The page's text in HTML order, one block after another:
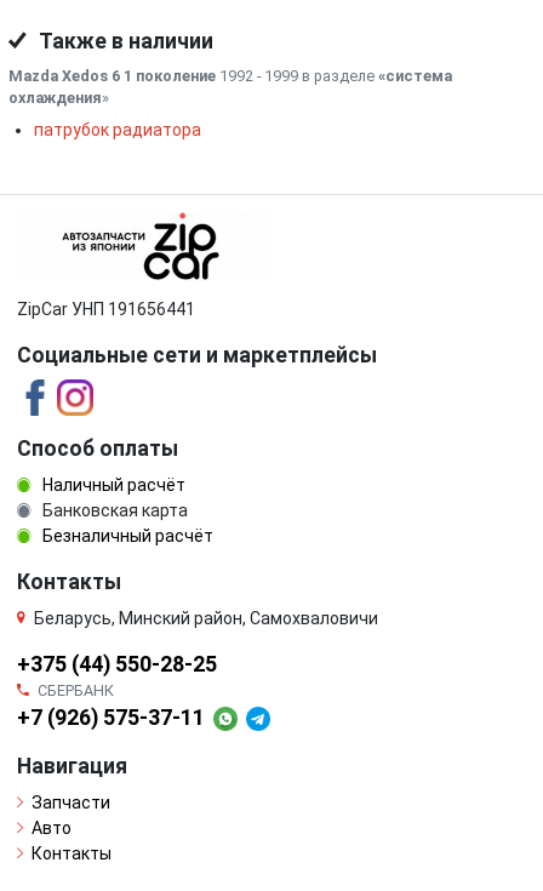
Также в наличии
Mazda Xedos 6 1 поколение 1992 - 1999 в разделе «система
охлаждения»
патрубок радиатора
ZipCar УНП 191656441
Социальные сети и маркетплейсы
Способ оплаты
Наличный расчёт
Банковская карта
Безналичный расчёт
Контакты
Беларусь, Минский район, Самохваловичи
+375 (44) 550-28-25
СБЕРБАНК
+7 (926) 575-37-11
Навигация
Запчасти
Авто
Контакты